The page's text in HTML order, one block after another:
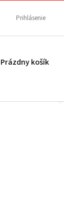
Prihlásenie
NÁKUPNÝ
Prázdny košík